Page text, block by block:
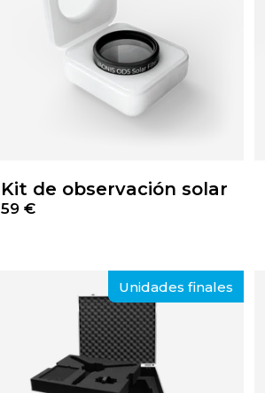
Kit de observación solar
59 €
Unidades finales